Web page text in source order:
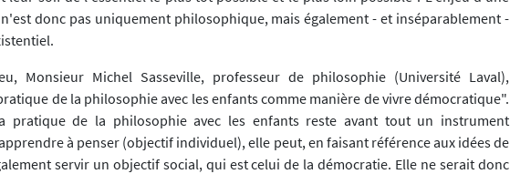
donc pas uniquement philosophique, mais également - et inséparablement -
Monsieur Michel Sasseville, professeur de philosophie (Université Laval),
de la philosophie avec les enfants comme manière de vivre démocratique".
pratique de la philosophie avec les enfants reste avant tout un instrument
à penser (objectif individuel), elle peut, en faisant référence aux idées de
servir un objectif social, qui est celui de la démocratie. Elle ne serait donc